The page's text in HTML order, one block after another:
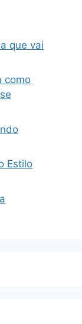
que vai
como
Estilo